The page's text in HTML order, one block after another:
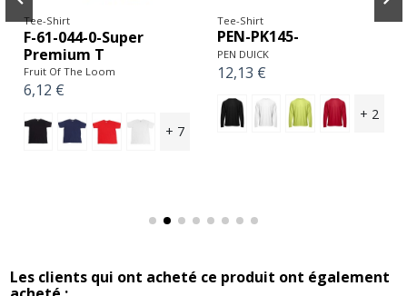
Tee-Shirt
F-61-044-0-Super
Premium T
Fruit Of The Loom
6,12 €
+ 7
Tee-Shirt
PEN-PK145-
PEN DUICK
12,13 €
+ 2
Les clients qui ont acheté ce produit ont également